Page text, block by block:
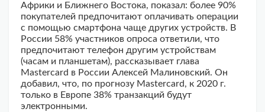
Африки и Ближнего Востока, показал: более 90%
покупателей предпочитают оплачивать операции
с помощью смартфона чаще других устройств. В
России 58% участников опроса ответили, что
предпочитают телефон другим устройствам
(часам и планшетам), рассказывает глава
Mastercard в России Алексей Малиновский. Он
добавил, что, по прогнозу Mastercard, к 2020 г.
только в Европе 38% транзакций будут
электронными.